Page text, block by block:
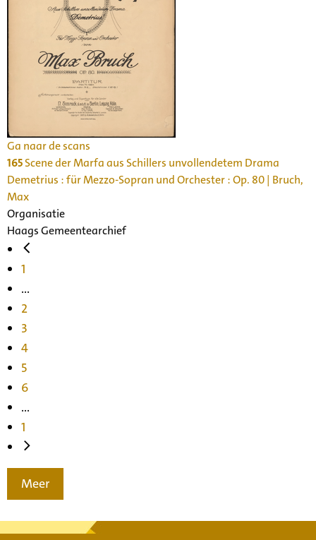
Ga naar de scans
165Scene der Marfa aus Schillers unvollendetem Drama
Demetrius : für Mezzo-Sopran und Orchester : Op. 80 | Bruch,
Max
Organisatie
Haags Gemeentearchief
1
...
2
3
4
5
6
...
1
Meer